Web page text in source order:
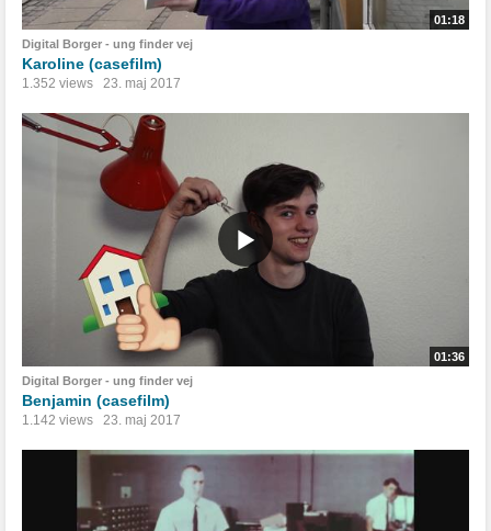
01:18
Digital Borger - ung finder vej
Karoline (casefilm)
1.352 views 23. maj 2017
01:36
Digital Borger - ung finder vej
Benjamin (casefilm)
1.142 views 23. maj 2017